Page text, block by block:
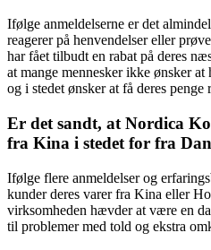
Ifølge anmeldelserne er det
reagerer på henvendelser eller
har fået tilbudt en rabat på deres
at mange mennesker ikke ønsker
og i stedet ønsker at få deres penge
Er det sandt, at Nordica
fra Kina i stedet for fra
Ifølge flere anmeldelser og
kunder deres varer fra Kina eller
virksomheden hævder at være en
til problemer med told og ekstra